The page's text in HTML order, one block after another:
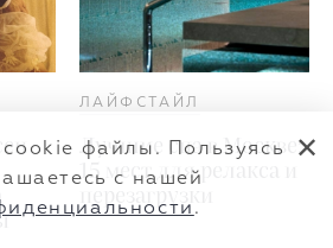
ЛАЙФСТАЙЛ
Лучшие спа в Москве:
15 мест для релакса и
файлы. Пользуясь
с нашей
.
✕